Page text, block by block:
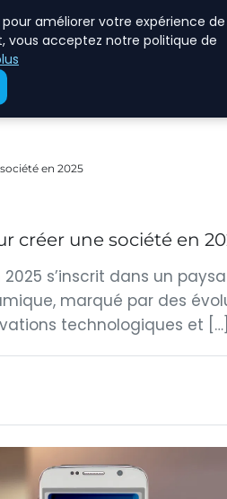
en 2025
créer une société en
s’inscrit dans un
marqué par des
technologiques et
améliorer votre expérience de
vous acceptez notre politique de